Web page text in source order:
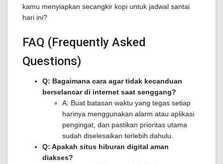
kamu menyiapkan secangkir kopi untuk jadwal santai
hari ini?
FAQ (Frequently Asked
Questions)
Q: Bagaimana cara agar tidak kecanduan
berselancar di internet saat senggang?
A: Buat batasan waktu yang tegas setiap
harinya menggunakan alarm atau aplikasi
pengingat, dan pastikan prioritas utama
sudah diselesaikan terlebih dahulu.
Q: Apakah situs hiburan digital aman
diakses?